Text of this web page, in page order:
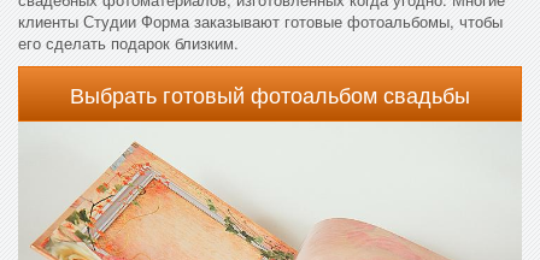
клиенты Студии Форма заказывают готовые фотоальбомы, чтобы
его сделать подарок близким.
Выбрать готовый фотоальбом свадьбы